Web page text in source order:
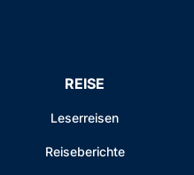
REISE
Leserreisen
Reiseberichte